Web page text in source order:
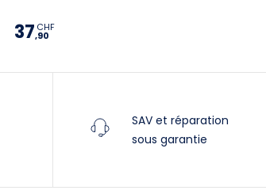
37,90
CHF
SAV et réparation
sous garantie